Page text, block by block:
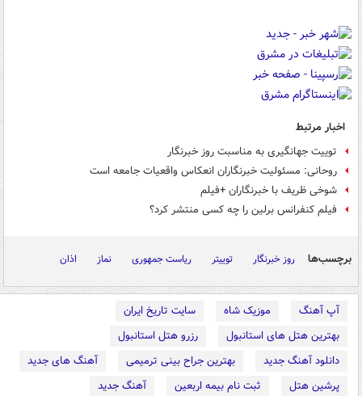
اخبار مرتبط
توییت جهانگیری به مناسبت روز خبرنگار
روحانی: مسئولیت خبرنگاران انعکاس واقعیات جامعه است
شوخی ظریف با خبرنگاران +فیلم
فیلم کنفرانس برلین را چه کسی منتشر کرد؟
برچسب‌ها روز خبرنگار توییتر ریاست جمهوری نماز اذان
آپ آهنگ موزیک شاه
سایت تاریخ ایران
بهترین هتل های استانبول
رزرو هتل استانبول
دانلود آهنگ جدید
بهترین جراح بینی ترمیمی
آهنگ های جدید
پرشین هتل
ثبت نام بیمه اربعین
آهنگ جدید